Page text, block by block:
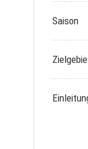
Saison